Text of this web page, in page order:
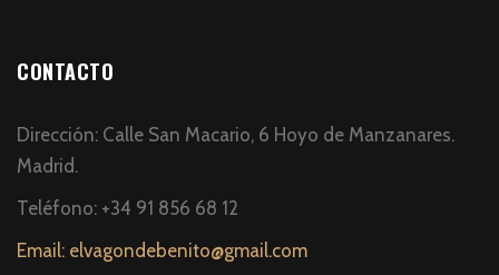
CONTACTO
Dirección: Calle San Macario, 6 Hoyo de Manzanares.
Madrid.
Teléfono: +34 91 856 68 12
Email: elvagondebenito@gmail.com